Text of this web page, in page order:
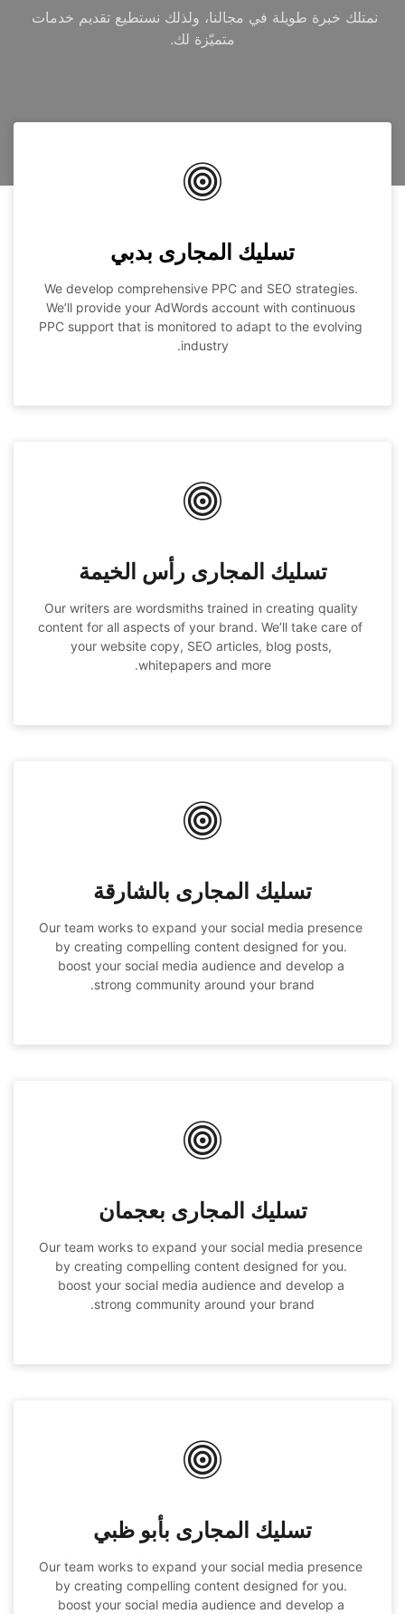
متميّزة لك.
تسليك المجارى بدبي
We develop comprehensive PPC and SEO strategies.
We’ll provide your AdWords account with continuous
PPC support that is monitored to adapt to the evolving
industry.
تسليك المجارى رأس الخيمة
Our writers are wordsmiths trained in creating quality
content for all aspects of your brand. We’ll take care of
your website copy, SEO articles, blog posts,
whitepapers and more.
تسليك المجارى بالشارقة
Our team works to expand your social media presence
by creating compelling content designed for you.
boost your social media audience and develop a
strong community around your brand.
تسليك المجارى بعجمان
Our team works to expand your social media presence
by creating compelling content designed for you.
boost your social media audience and develop a
strong community around your brand.
تسليك المجارى بأبو ظبي
Our team works to expand your social media presence
by creating compelling content designed for you.
boost your social media audience and develop a